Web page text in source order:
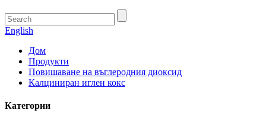
English
Дом
Продукти
Повишаване на въглеродния диоксид
Калциниран иглен кокс
Категории